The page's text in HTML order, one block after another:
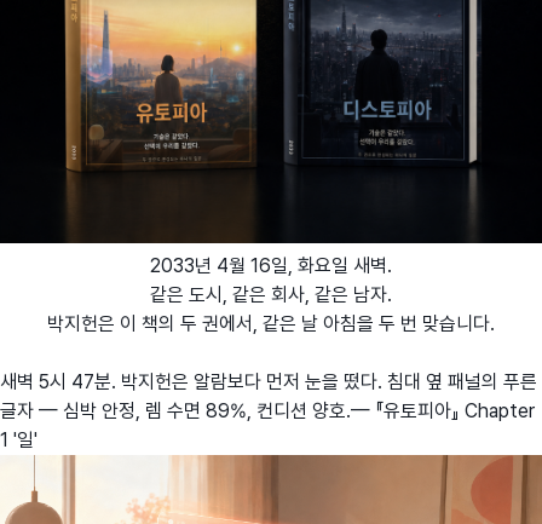
2033년 4월 16일, 화요일 새벽.
같은 도시, 같은 회사, 같은 남자.
박지헌은 이 책의 두 권에서, 같은 날 아침을 두 번 맞습니다.
새벽 5시 47분. 박지헌은 알람보다 먼저 눈을 떴다. 침대 옆 패널의 푸른
글자 — 심박 안정, 렘 수면 89%, 컨디션 양호.— 『유토피아』 Chapter
1 '일'